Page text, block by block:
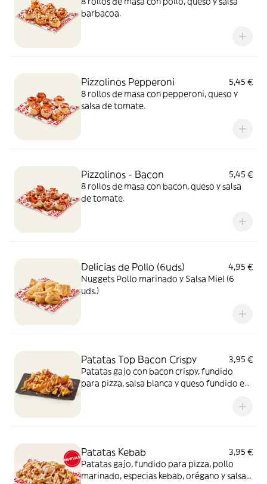
barbacoa.
Pizzolinos Pepperoni
5,45 €
8 rollos de masa con pepperoni, queso y
salsa de tomate.
Pizzolinos - Bacon
5,45 €
8 rollos de masa con bacon, queso y salsa
de tomate.
Delicias de Pollo (6uds)
4,95 €
Nuggets Pollo marinado y Salsa Miel (6
uds.)
Patatas Top Bacon Crispy
3,95 €
Patatas gajo con bacon crispy, fundido
para pizza, salsa blanca y queso fundido en
Patatas Kebab
3,95 €
Patatas gajo, fundido para pizza, pollo
marinado, especias kebab, orégano y salsa